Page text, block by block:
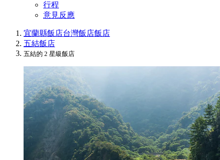
行程
意見反應
宜蘭縣飯店台灣飯店飯店
五結飯店
五結的 2 星級飯店